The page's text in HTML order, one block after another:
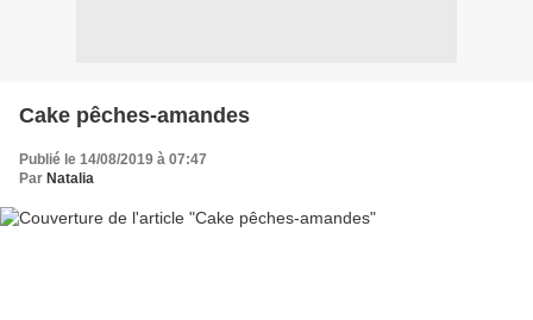
Cake pêches-amandes
Publié le 14/08/2019 à 07:47
Par Natalia